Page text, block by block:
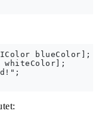
blueColor];
whiteColor];